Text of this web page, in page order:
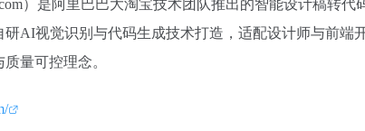
）是阿里巴巴大淘宝技术团队推出的智能设计稿转代
AI视觉识别与代码生成技术打造，适配设计师与前端
量可控理念。